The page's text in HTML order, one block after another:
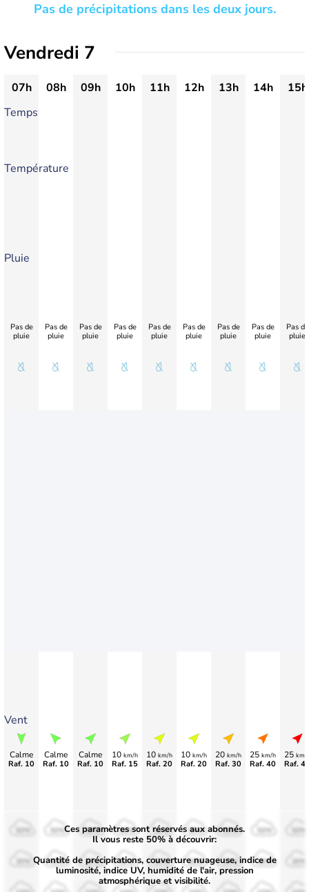
Pas de précipitations dans les deux jours.
Vendredi 7
07h 08h 09h 10h 11h 12h 13h 14h
15h
Temps
Température
Pluie
Vent
Pas de
pluie
Calme
Raf. 10
Pas de
pluie
Calme
Raf. 10
Pas de
pluie
Calme
Raf. 10
Pas de
pluie
10 km/h
Raf. 15
Pas de
pluie
10 km/h
Raf. 20
Pas de
pluie
10 km/h
Raf. 20
Pas de
pluie
20 km/h
Raf. 30
Pas de
pluie
25 km/h
Raf. 40
Pas de
pluie
25 km/
Raf.
50%
30%
50%
30%
50%
30%
50%
30%
50%
30%
50%
30%
50%
30%
Ces paramètres sont réservés aux abonnés.
Il vous reste 50% à découvrir:
Quantité de précipitations, couverture nuageuse, indice de
luminosité, indice UV, humidité de l'air, pression
atmosphérique et visibilité.